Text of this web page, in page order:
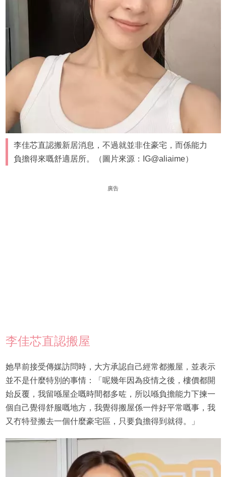
李佳芯直認搬新居消息，不過就並非住豪宅，而係能力
負擔得來嘅舒適居所。（圖片來源：IG@aliaime）
廣告
李佳芯直認搬屋
她早前接受傳媒訪問時，大方承認自己經常都搬屋，並表示
並不是什麼特別的事情：「呢幾年因為疫情之後，樓價都開
始反覆，我留喺屋企嘅時間都多咗，所以喺負擔能力下揀一
個自己覺得舒服嘅地方，我覺得搬屋係一件好平常嘅事，我
又冇特登搬去一個什麼豪宅區，只要負擔得到就得。」